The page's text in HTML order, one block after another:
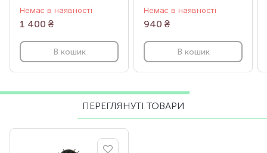
Немає в наявності
1 400 ₴
В кошик
Немає в наявності
940 ₴
В кошик
ПЕРЕГЛЯНУТІ ТОВАРИ